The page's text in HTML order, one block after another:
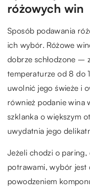
różowych win
Sposób podawania
ich wybór. Różowe
dobrze schłodzone –
temperaturze od 8 do
uwolnić jego świeże i
również podanie wina
szklanka o większym
uwydatnia jego
Jeżeli chodzi o paring,
potrawami, wybór jest
powodzeniem